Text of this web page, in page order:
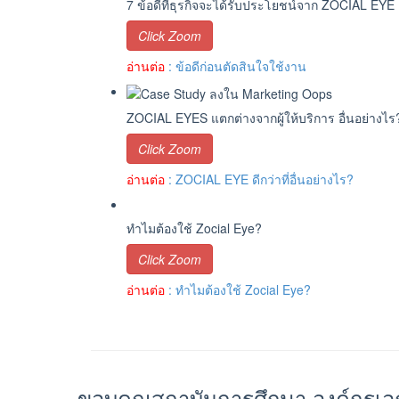
7 ข้อดีที่ธุรกิจจะได้รับประโยชน์จาก ZOCIAL EYE
Click Zoom
อ่านต่อ : ข้อดีก่อนตัดสินใจใช้งาน
ZOCIAL EYES แตกต่างจากผู้ให้บริการ อื่นอย่างไร
Click Zoom
อ่านต่อ : ZOCIAL EYE ดีกว่าที่อื่นอย่างไร?
ทำไมต้องใช้ Zocial Eye?
Click Zoom
อ่านต่อ : ทำไมต้องใช้ Zocial Eye?